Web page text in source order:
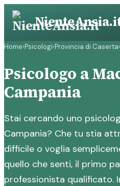
Vai
contenuto
Home›Psicologi›Provincia di Caserta›
Psicologo a
Campania
Stai cercando uno
Campania? Che tu stia
difficile o voglia
quello che senti, il primo
professionista qualificato.